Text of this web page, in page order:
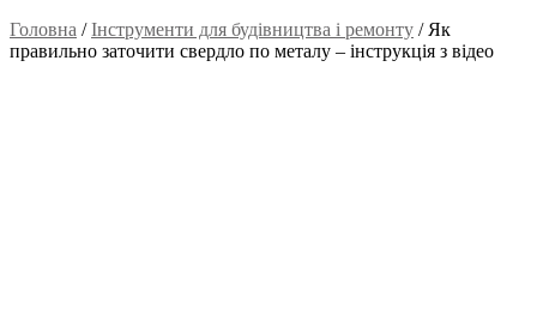
Головна /Інструменти для будівництва і ремонту / Як
правильно заточити свердло по металу – інструкція з відео